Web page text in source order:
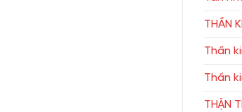
THẦN
Thần
Thần
THẬN